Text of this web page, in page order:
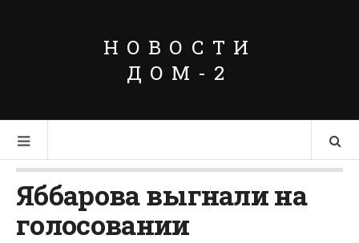
НОВОСТИ
ДОМ-2
Яббарова выгнали на
голосовании